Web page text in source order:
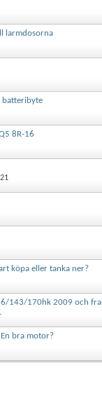
larmdosorna
batteribyte
8R-16
köpa eller tanka ner?
143/170hk 2009 och
bra motor?